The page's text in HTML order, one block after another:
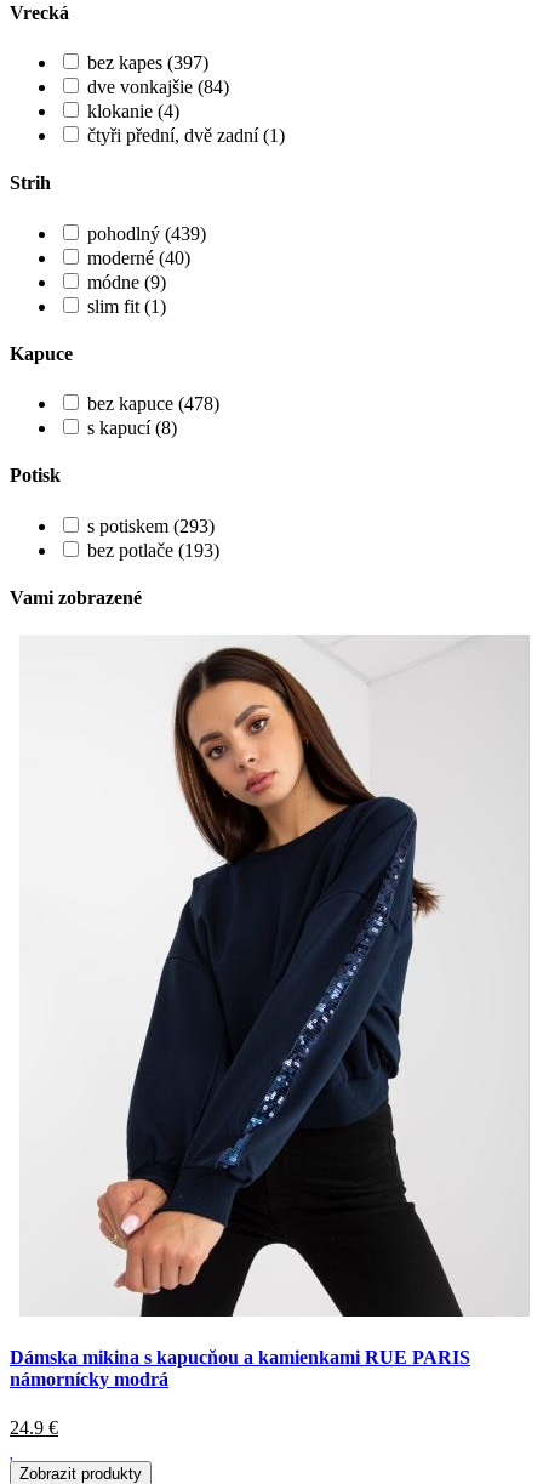
Vrecká
bez kapes (397)
dve vonkajšie (84)
klokanie (4)
čtyři přední, dvě zadní (1)
Strih
pohodlný (439)
moderné (40)
módne (9)
slim fit (1)
Kapuce
bez kapuce (478)
s kapucí (8)
Potisk
s potiskem (293)
bez potlače (193)
Vami zobrazené
Dámska mikina s kapucňou a kamienkami RUE PARIS
námornícky modrá
24.9 €
Zobrazit produkty